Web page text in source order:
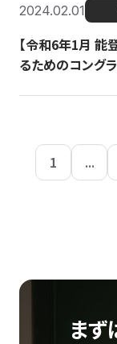
2024.02.01
【令和6年1月 能
るためのコング
1 ...
まず